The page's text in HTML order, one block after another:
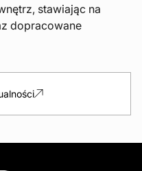
stawiając na
dopracowane